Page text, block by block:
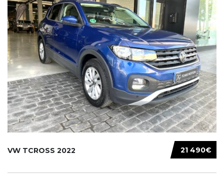
21 490€
VW TCROSS 2022